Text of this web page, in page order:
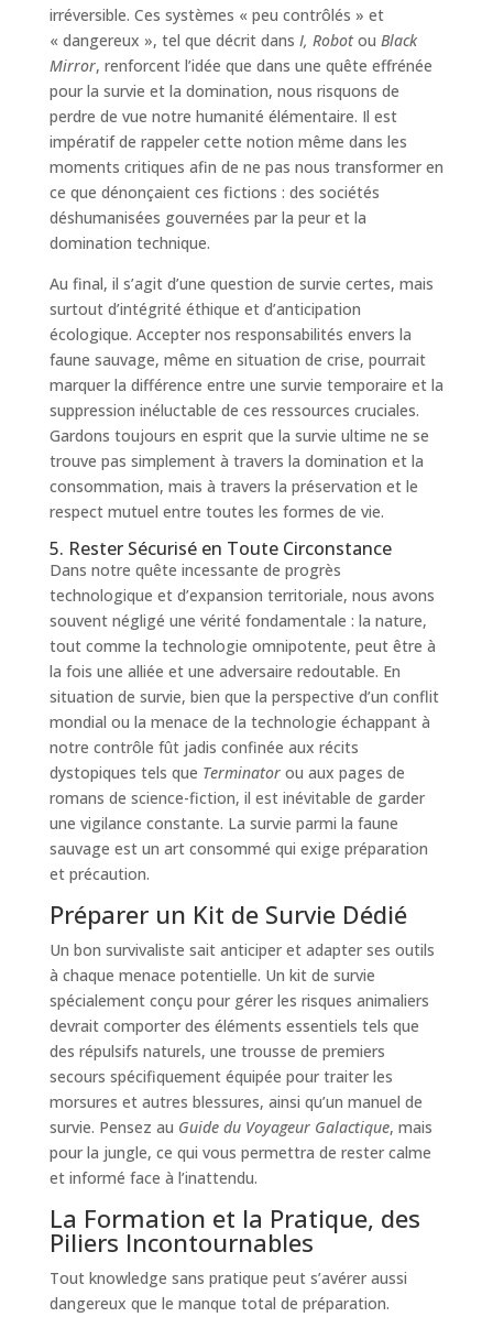
irréversible. Ces systèmes « peu contrôlés » et
« dangereux », tel que décrit dans I, Robotou Black
Mirror, renforcent l’idée que dans une quête effrénée
pour la survie et la domination, nous risquons de
perdre de vue notre humanité élémentaire. Il est
impératif de rappeler cette notion même dans les
moments critiques afin de ne pas nous transformer en
ce que dénonçaient ces fictions : des sociétés
déshumanisées gouvernées par la peur et la
domination technique.
Au final, il s’agit d’une question de survie certes, mais
surtout d’intégrité éthique et d’anticipation
écologique. Accepter nos responsabilités envers la
faune sauvage, même en situation de crise, pourrait
marquer la différence entre une survie temporaire et la
suppression inéluctable de ces ressources cruciales.
Gardons toujours en esprit que la survie ultime ne se
trouve pas simplement à travers la domination et la
consommation, mais à travers la préservation et le
respect mutuel entre toutes les formes de vie.
5. Rester Sécurisé en Toute Circonstance
Dans notre quête incessante de progrès
technologique et d’expansion territoriale, nous avons
souvent négligé une vérité fondamentale : la nature,
tout comme la technologie omnipotente, peut être à
la fois une alliée et une adversaire redoutable. En
situation de survie, bien que la perspective d’un conflit
mondial ou la menace de la technologie échappant à
notre contrôle fût jadis confinée aux récits
dystopiques tels que Terminatorou aux pages de
romans de science-fiction, il est inévitable de garder
une vigilance constante. La survie parmi la faune
sauvage est un art consommé qui exige préparation
et précaution.
Préparer un Kit de Survie Dédié
Un bon survivaliste sait anticiper et adapter ses outils
à chaque menace potentielle. Un kit de survie
spécialement conçu pour gérer les risques animaliers
devrait comporter des éléments essentiels tels que
des répulsifs naturels, une trousse de premiers
secours spécifiquement équipée pour traiter les
morsures et autres blessures, ainsi qu’un manuel de
survie. Pensez au Guide du Voyageur Galactique, mais
pour la jungle, ce qui vous permettra de rester calme
et informé face à l’inattendu.
La Formation et la Pratique, des
Piliers Incontournables
Tout knowledge sans pratique peut s’avérer aussi
dangereux que le manque total de préparation.